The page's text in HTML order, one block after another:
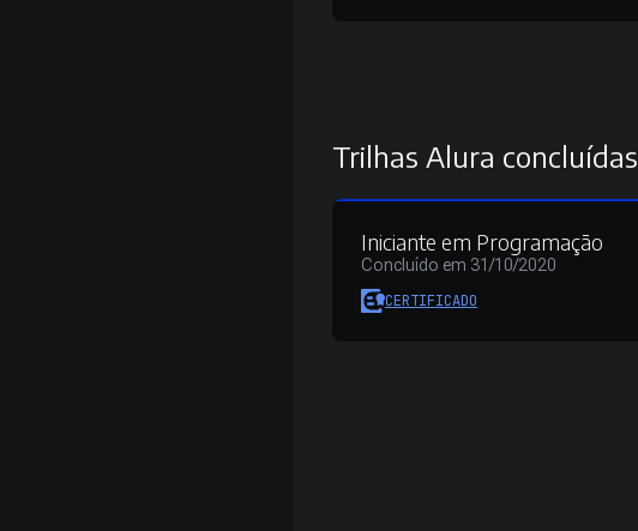
Trilhas Alura concluídas
Iniciante em Programação
Concluído em 31/10/2020
CERTIFICADO